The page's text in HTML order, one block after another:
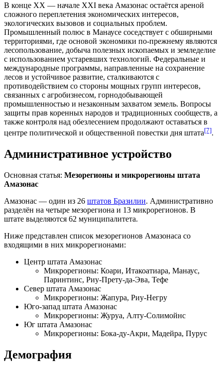
В конце XX — начале XXI века Амазонас остаётся ареной
сложного переплетения экономических интересов,
экологических вызовов и социальных проблем.
Промышленный полюс в Манаусе соседствует с обширными
территориями, где основой экономики по-прежнему являются
лесопользование, добыча полезных ископаемых и земледелие
с использованием устаревших технологий. Федеральные и
международные программы, направленные на сохранение
лесов и устойчивое развитие, сталкиваются с
противодействием со стороны мощных групп интересов,
связанных с агробизнесом, горнодобывающей
промышленностью и незаконным захватом земель. Вопросы
защиты прав коренных народов и традиционных сообществ, а
также контроля над обезлесением продолжают оставаться в
центре политической и общественной повестки дня штата[7].
Административное устройство
Основная статья: Мезорегионы и микрорегионы штата
Амазонас
Амазонас — один из 26 штатов Бразилии. Административно
разделён на четыре мезорегиона и 13 микрорегионов. В
штате выделяются 62 муниципалитета.
Ниже представлен список мезорегионов Амазонаса со
входящими в них микрорегионами:
Центр штата Амазонас
Микрорегионы: Коари, Итакоатиара, Манаус,
Паринтинс, Риу-Прету-да-Эва, Тефе
Север штата Амазонас
Микрорегионы: Жапура, Риу-Негру
Юго-запад штата Амазонас
Микрорегионы: Журуа, Алту-Солимойнс
Юг штата Амазонас
Микрорегионы: Бока-ду-Акри, Мадейра, Пурус
Демография